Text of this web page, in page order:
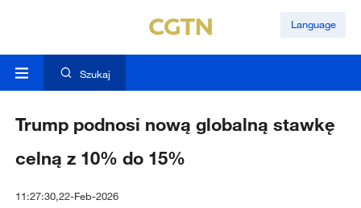
Language
Szukaj
Trump podnosi nową globalną stawkę
celną z 10% do 15%
11:27:30,22-Feb-2026